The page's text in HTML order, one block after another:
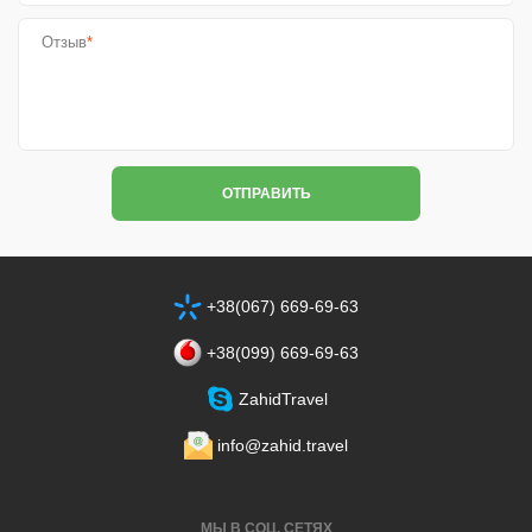
Отзыв*
ОТПРАВИТЬ
+38(067) 669-69-63
+38‎(099) 669-69-63
ZahidTravel
info@zahid.travel